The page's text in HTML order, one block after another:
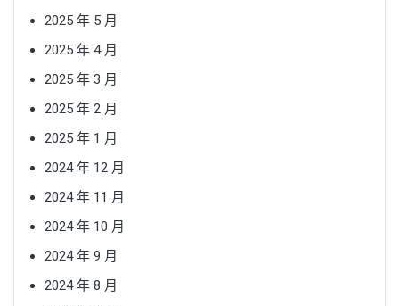
2025 年 5 月
2025 年 4 月
2025 年 3 月
2025 年 2 月
2025 年 1 月
2024 年 12 月
2024 年 11 月
2024 年 10 月
2024 年 9 月
2024 年 8 月